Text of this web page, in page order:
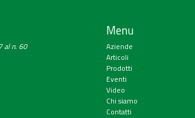
al n. 60
Menu
Aziende
Articoli
Prodotti
Eventi
Video
Chi siamo
Contatti